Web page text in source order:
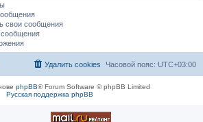
свои сообщения
сообщения
Часовой пояс: UTC+03:00
Удалить cookies
phpBB® Forum Software © phpBB Limited
Русская поддержка phpBB